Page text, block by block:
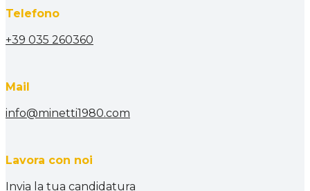
Telefono
+39 035 260360
Mail
info@minetti1980.com
Lavora con noi
Invia la tua candidatura